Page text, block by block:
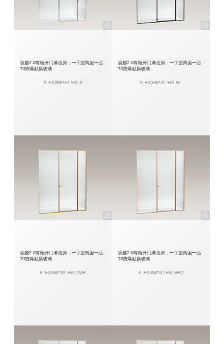
凌越2.0有框开门淋浴房，一字型两固一活
10防爆贴膜玻璃
K-EX39819T-FM-S
凌越2.0有框开门淋浴房，一字型两固一活
10防爆贴膜玻璃
K-EX39819T-FM-BL
凌越2.0有框开门淋浴房，一字型两固一活
10防爆贴膜玻璃
K-EX39819T-FM-2MB
凌越2.0有框开门淋浴房，一字型两固一活
10防爆贴膜玻璃
K-EX39819T-FM-BRD